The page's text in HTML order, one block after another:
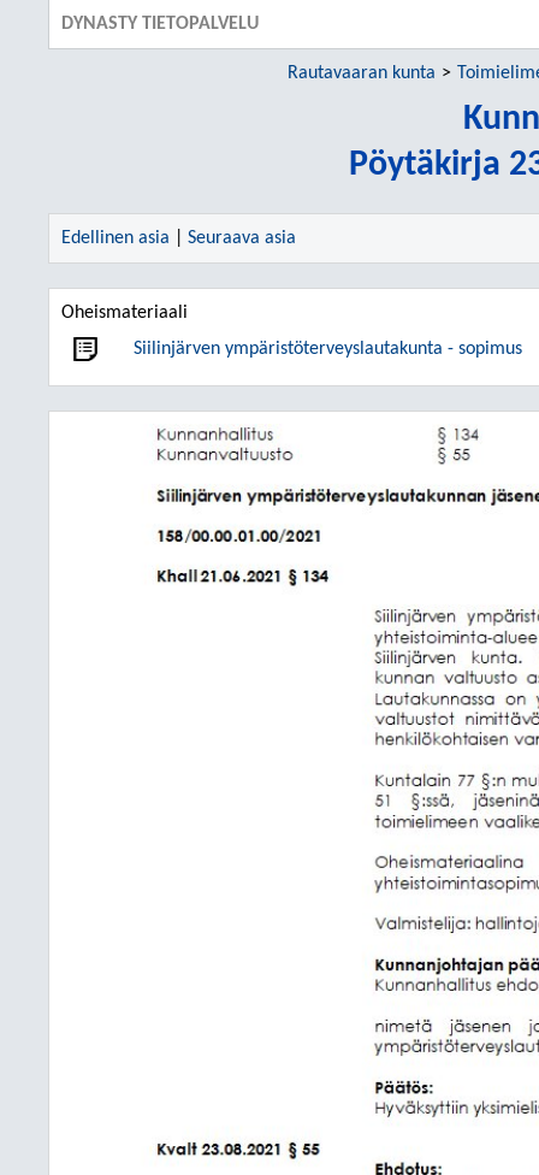
DYNASTY TIETOPALVELU
Rautavaaran kunta
Pöytäkirja
Edellinen asia Seuraava asia
Oheismateriaali
Siilinjärven ympäristöterveyslautakunta - sopimus